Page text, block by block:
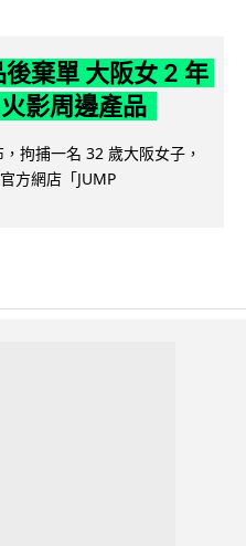
棄單 大阪女 2 年
影周邊產品
拘捕一名 32 歲大阪女子，
方網店「JUMP